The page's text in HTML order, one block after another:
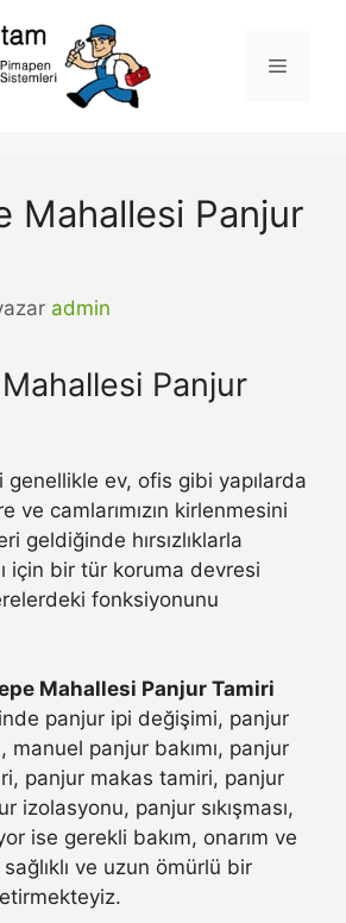
Menü
Mahallesi Panjur
admin
Panjur
genellikle ev, ofis gibi yapılarda
ve camlarımızın kirlenmesini
geldiğinde hırsızlıklarla
için bir tür koruma devresi
fonksiyonunu
Mahallesi Panjur Tamiri
panjur ipi değişimi, panjur
manuel panjur bakımı, panjur
panjur makas tamiri, panjur
izolasyonu, panjur sıkışması,
ise gerekli bakım, onarım ve
ve uzun ömürlü bir